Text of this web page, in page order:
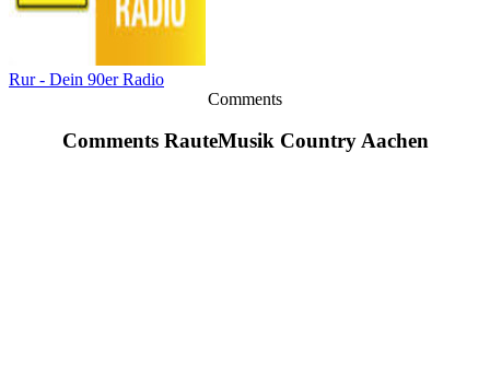
Rur - Dein 90er Radio
Comments
Comments RauteMusik Country Aachen